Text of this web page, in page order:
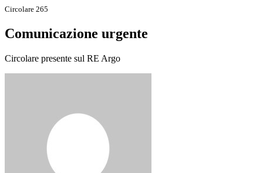
Circolare 265
Comunicazione urgente
Circolare presente sul RE Argo